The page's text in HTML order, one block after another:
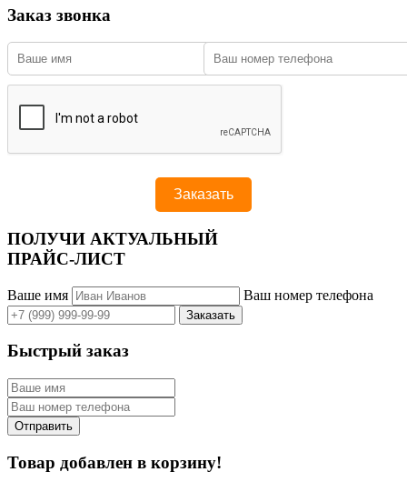
Заказ звонка
ПОЛУЧИ АКТУАЛЬНЫЙ
ПРАЙС-ЛИСТ
Ваше имя Ваш номер телефона
Быстрый заказ
Товар добавлен в корзину!